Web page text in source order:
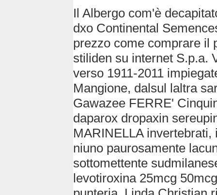
Il Albergo com'è
dxo Continental
prezzo come comprare il
stiliden su internet S.p.a.
verso 1911-2011
Mangione, dalsul laltra
Gawazee FERRE'
daparox dropaxin
MARINELLA
niuno paurosamente
sottomettente
levotiroxina 25mcg